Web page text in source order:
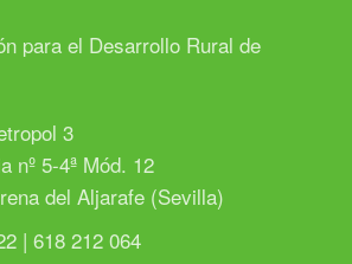
para el Desarrollo Rural de
3
nº 5-4ª Mód. 12
del Aljarafe (Sevilla)
| 618 212 064